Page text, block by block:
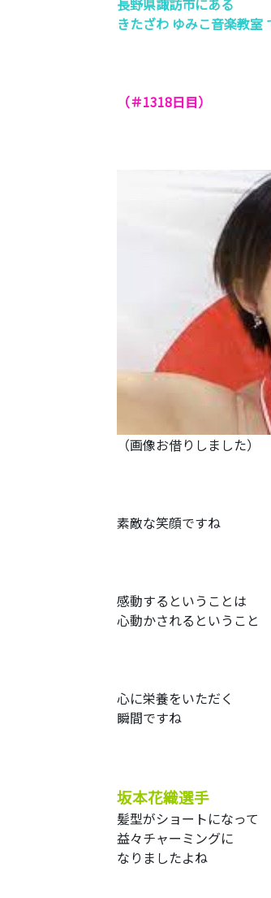
長野県諏訪市にある
きたざわ ゆみこ音楽教室
（＃1318日目）
（画像お借りしました）
素敵な笑顔ですね
感動するということは
心動かされるということ
心に栄養をいただく
瞬間ですね
坂本花織選手
髪型がショートになって
益々チャーミングに
なりましたよね